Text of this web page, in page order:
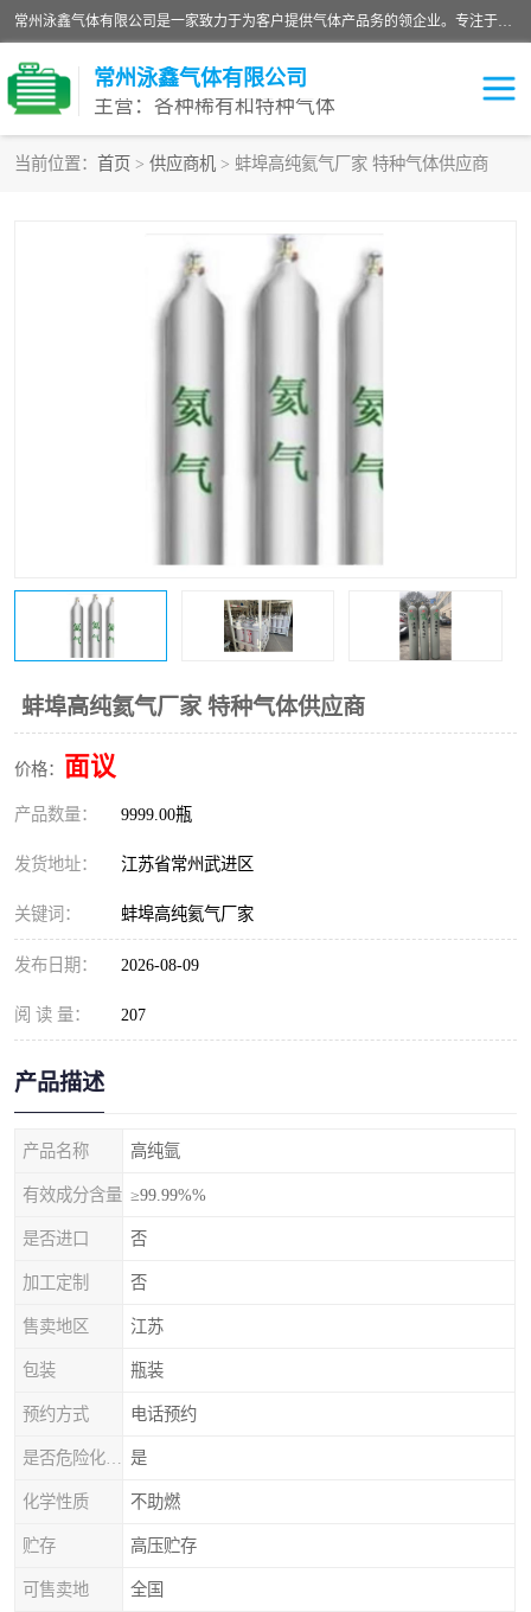
常州泳鑫气体有限公司是一家致力于为客户提供气体产品务的领企业。专注于环氧乙烷剂、环氧乙烷、高纯气体以及稀有和特种气体的研发、生产、销售和配送，产品广泛应用于医疗、电子、科研、化工、食品等多个领域。主要产品有：环氧乙烷灭菌剂，环氧乙烷，高纯氩，氮，氪，氙，氖，氘，笑，氦，氢，氧等各种稀有和特种气体。
常州泳鑫气体有限公司
主营：各种稀有和特种气体
当前位置： 首页 > 供应商机 > 蚌埠高纯氦气厂家 特种气体供应商
蚌埠高纯氦气厂家 特种气体供应商
价格： 面议
产品数量： 9999.00瓶
发货地址： 江苏省常州武进区
关键词： 蚌埠高纯氦气厂家
发布日期： 2026-08-09
阅 读 量： 207
产品描述
产品名称 高纯氩
有效成分含量 ≥99.99%%
是否进口 否
加工定制 否
售卖地区 江苏
包装 瓶装
预约方式 电话预约
是
化学性质 不助燃
贮存 高压贮存
可售卖地 全国
高纯氩气